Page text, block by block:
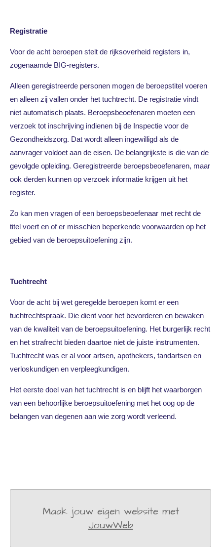
Registratie
Voor de acht beroepen stelt de rijksoverheid registers in,
zogenaamde BIG-registers.
Alleen geregistreerde personen mogen de beroepstitel voeren
en alleen zij vallen onder het tuchtrecht. De registratie vindt
niet automatisch plaats. Beroepsbeoefenaren moeten een
verzoek tot inschrijving indienen bij de Inspectie voor de
Gezondheidszorg. Dat wordt alleen ingewilligd als de
aanvrager voldoet aan de eisen. De belangrijkste is die van de
gevolgde opleiding. Geregistreerde beroepsbeoefenaren, maar
ook derden kunnen op verzoek informatie krijgen uit het
register.
Zo kan men vragen of een beroepsbeoefenaar met recht de
titel voert en of er misschien beperkende voorwaarden op het
gebied van de beroepsuitoefening zijn.
Tuchtrecht
Voor de acht bij wet geregelde beroepen komt er een
tuchtrechtspraak. Die dient voor het bevorderen en bewaken
van de kwaliteit van de beroepsuitoefening. Het burgerlijk recht
en het strafrecht bieden daartoe niet de juiste instrumenten.
Tuchtrecht was er al voor artsen, apothekers, tandartsen en
verloskundigen en verpleegkundigen.
Het eerste doel van het tuchtrecht is en blijft het waarborgen
van een behoorlijke beroepsuitoefening met het oog op de
belangen van degenen aan wie zorg wordt verleend.
Maak jouw eigen website met
JouwWeb